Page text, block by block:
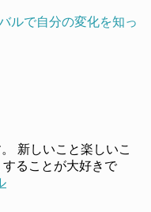
ルで自分の変化を知っ
新しいこと楽しいこ
ることが大好きで